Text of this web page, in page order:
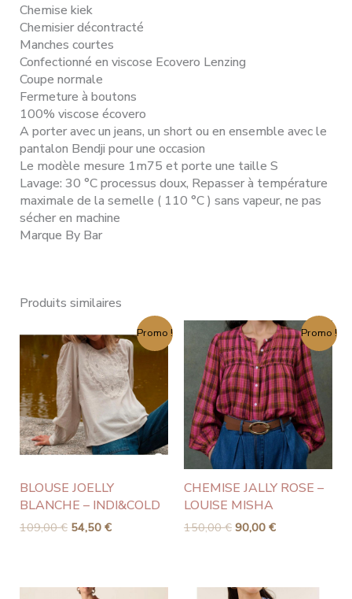
Chemise kiek
Chemisier décontracté
Manches courtes
Confectionné en viscose Ecovero Lenzing
Coupe normale
Fermeture à boutons
100% viscose écovero
A porter avec un jeans, un short ou en ensemble avec le
pantalon Bendji pour une occasion
Le modèle mesure 1m75 et porte une taille S
Lavage: 30 °C processus doux, Repasser à température
maximale de la semelle ( 110 °C ) sans vapeur, ne pas
sécher en machine
Marque By Bar
Produits similaires
Promo !
BLOUSE JOELLY
BLANCHE – INDI&COLD
109,00€
prix
initial
était :
109,00 €.
54,50 €
prix
actuel
est :
54,50 €.
Promo !
CHEMISE JALLY ROSE –
LOUISE MISHA
150,00€
Le
prix
initial
était :
150,00 €.
90,00 €
Le
prix
actuel
est :
90,00 €.